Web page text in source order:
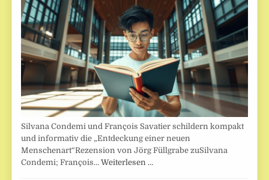
Silvana Condemi und François Savatier schildern kompakt
und informativ die „Entdeckung einer neuen
Menschenart“Rezension von Jörg Füllgrabe zuSilvana
Condemi; François…Weiterlesen …